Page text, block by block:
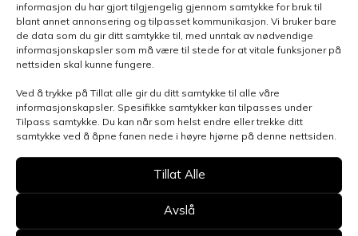
informasjon du har gjort tilgjengelig gjennom samtykke for bruk til
blant annet annonsering og tilpasset kommunikasjon. Vi bruker bare
de data som du gir ditt samtykke til, med unntak av nødvendige
informasjonskapsler som må være til stede for at vitale funksjoner på
nettsiden skal kunne fungere.
Ved å trykke på Tillat alle gir du ditt samtykke til alle våre
informasjonskapsler. Spesifikke samtykker kan tilpasses under
Tilpass samtykke. Du kan når som helst endre eller trekke ditt
samtykke ved å åpne fanen nede i høyre hjørne på denne nettsiden.
Tillat Alle
Avslå